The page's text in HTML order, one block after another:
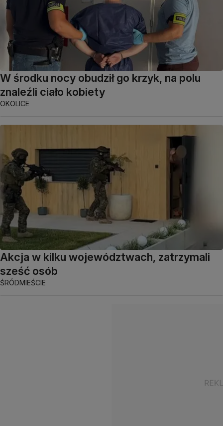
W środku nocy obudził go krzyk, na polu
znaleźli ciało kobiety
OKOLICE
Akcja w kilku województwach, zatrzymali
sześć osób
ŚRÓDMIEŚCIE